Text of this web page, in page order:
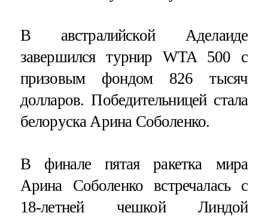
В австралийской Аделаиде
завершился турнир WTA 500 с
призовым фондом 826 тысяч
долларов. Победительницей стала
белоруска Арина Соболенко.
В финале пятая ракетка мира
Арина Соболенко встречалась с
18-летней чешкой Линдой